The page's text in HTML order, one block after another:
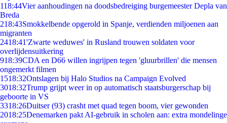
118:44Vier aanhoudingen na doodsbedreiging burgemeester Depla van
Breda
218:43Smokkelbende opgerold in Spanje, verdienden miljoenen aan
migranten
2418:41'Zwarte weduwes' in Rusland trouwen soldaten voor
overlijdensuitkering
918:39CDA en D66 willen ingrijpen tegen 'gluurbrillen' die mensen
ongemerkt filmen
1518:32Ontslagen bij Halo Studios na Campaign Evolved
3018:32Trump grijpt weer in op automatisch staatsburgerschap bij
geboorte in VS
3318:26Duitser (93) crasht met quad tegen boom, vier gewonden
2018:25Denemarken pakt AI-gebruik in scholen aan: extra mondelinge